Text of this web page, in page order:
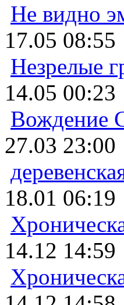
Не видно
17.05 08:55
Незрелые
14.05 00:23
Вождение
27.03 23:00
18.01 06:19
14.12 14:59